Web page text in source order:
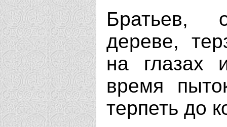
Братьев,
дереве,
на глазах
время
терпеть до